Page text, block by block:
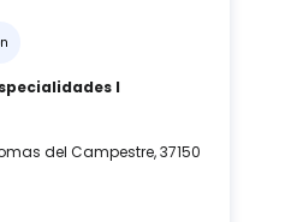
I
del Campestre, 37150